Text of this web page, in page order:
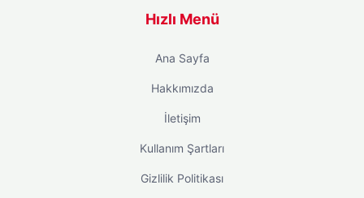
Hızlı Menü
Ana Sayfa
Hakkımızda
İletişim
Kullanım Şartları
Gizlilik Politikası